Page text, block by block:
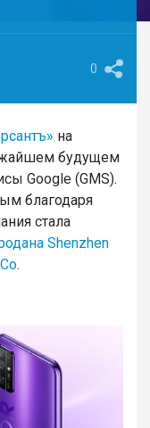
0
на
будущем
Google (GMS).
благодаря
стала
Shenzhen
.